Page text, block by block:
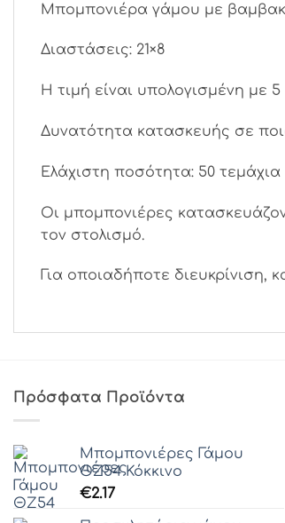
Μπομπονιέρα γάμου με
Διαστάσεις: 21×8
Η τιμή είναι υπολογισμένη με
Δυνατότητα κατασκευής σε
Ελάχιστη ποσότητα: 50 τεμάχια
Οι μπομπονιέρες
τον στολισμό.
Για οποιαδήποτε διευκρίνιση,
Πρόσφατα Προϊόντα
Μπομπονιέρες Γάμου
ΘZ54 Κόκκινο
€2.17